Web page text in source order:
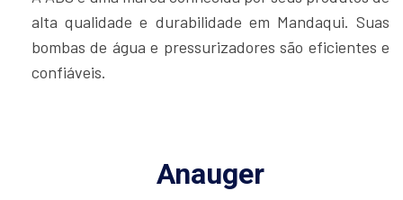
alta qualidade e durabilidade em Mandaqui. Suas
bombas de água e pressurizadores são eficientes e
confiáveis.
Anauger